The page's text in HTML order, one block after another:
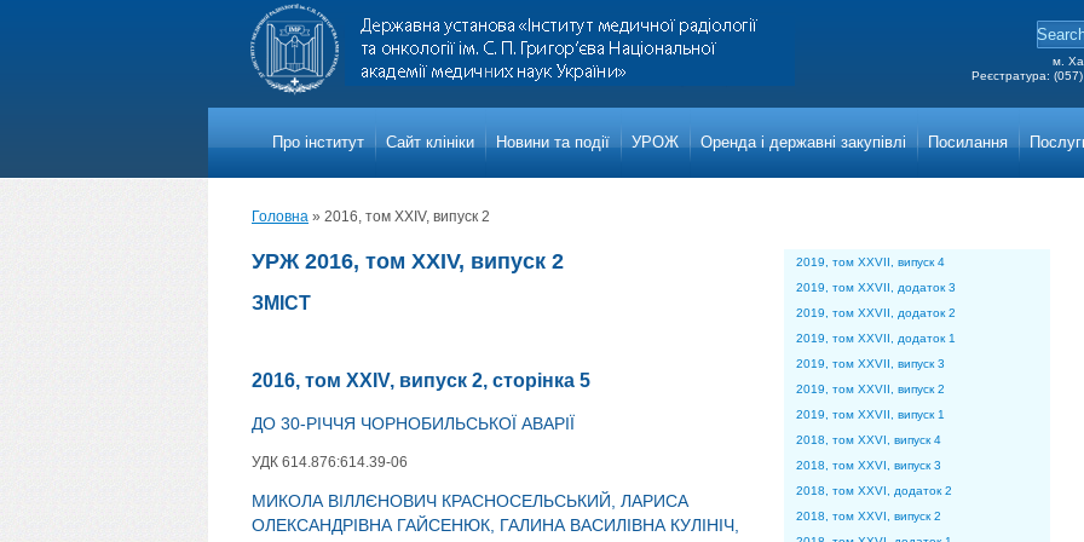
м.
Реєстратура:
Main
Про iнститут Сайт клініки Новини та події УРОЖ Оренда і державні закупівлі Посилання
Головна » 2016, том XXIV, випуск 2
2019, том XXVII, випуск 4
2019, том XXVII, додаток 3
2019, том XXVII, додаток 2
2019, том XXVII, додаток 1
2019, том XXVII, випуск 3
2019, том XXVII, випуск 2
2019, том XXVII, випуск 1
2018, том XXVI, випуск 4
2018, том XXVI, випуск 3
2018, том XXVI, додаток 2
2018, том XXVI, випуск 2
УРЖ 2016, том XXIV, випуск 2
ЗМІСТ
2016, том XXIV, випуск 2, сторінка 5
ДО 30-РІЧЧЯ ЧОРНОБИЛЬСЬКОЇ АВАРІЇ
УДК 614.876:614.39-06
МИКОЛА ВІЛЛЄНОВИЧ КРАСНОСЕЛЬСЬКИЙ, ЛАРИСА
ОЛЕКСАНДРІВНА ГАЙСЕНЮК, ГАЛИНА ВАСИЛІВНА КУЛІНІЧ,